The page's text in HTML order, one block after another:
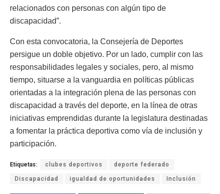
relacionados con personas con algún tipo de
discapacidad”.
Con esta convocatoria, la Consejería de Deportes
persigue un doble objetivo. Por un lado, cumplir con las
responsabilidades legales y sociales, pero, al mismo
tiempo, situarse a la vanguardia en políticas públicas
orientadas a la integración plena de las personas con
discapacidad a través del deporte, en la línea de otras
iniciativas emprendidas durante la legislatura destinadas
a fomentar la práctica deportiva como vía de inclusión y
participación.
Etiquetas: clubes deportivos deporte federado
Discapacidad igualdad de oportunidades Inclusión